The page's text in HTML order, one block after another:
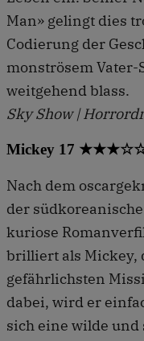
Man» gelingt dies
Codierung der
monströsem
weitgehend blass.
Sky Show |
Mickey 17
Nach dem
der
kuriose
brilliert als Mickey,
gefährlichsten
dabei, wird er
sich eine wilde und